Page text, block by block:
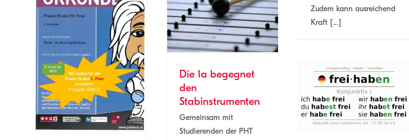
Zudem kann ausreichend
Kraft [...]
Die 1a begegnet den
Stabinstrumenten
SJ 22/23
Die 1a begegnet
den
Stabinstrumenten
Gemeinsam mit
Studierenden der PHT
kommenden Schuljahr
Allgemein